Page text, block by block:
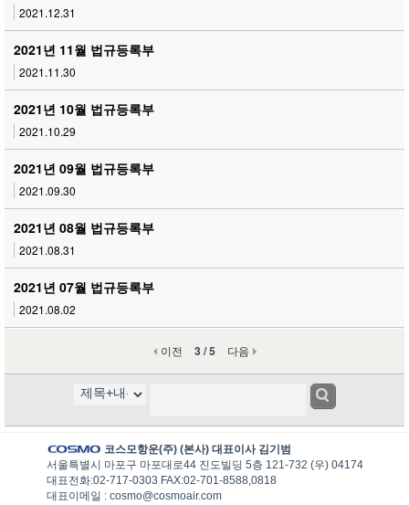
2021.12.31
2021년 11월 법규등록부
2021.11.30
2021년 10월 법규등록부
2021.10.29
2021년 09월 법규등록부
2021.09.30
2021년 08월 법규등록부
2021.08.31
2021년 07월 법규등록부
2021.08.02
이전 3 / 5 다음
코스모항운(주) (본사) 대표이사 김기범
서울특별시 마포구 마포대로44 진도빌딩 5층 121-732 (우) 04174
대표전화:02-717-0303 FAX:02-701-8588,0818
대표이메일 : cosmo@cosmoair.com